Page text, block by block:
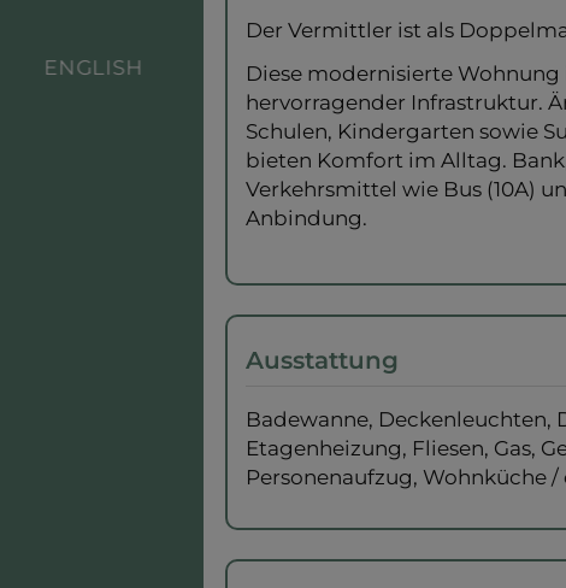
ENGLISH
Der Vermittler ist als
Diese modernisierte
hervorragender Infrastruktur.
Schulen, Kindergarten sowie
bieten Komfort im Alltag.
Verkehrsmittel wie Bus (10A)
Anbindung.
Ausstattung
Badewanne Deckenleuchten
Etagenheizung Fliesen Gas
Personenaufzug Wohnküche /